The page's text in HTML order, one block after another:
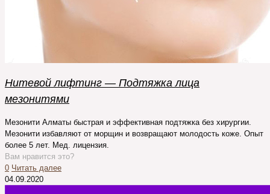
Нитевой лифтинг — Подтяжка лица
мезонитями
Мезонити Алматы быстрая и эффективная подтяжка без хирургии.
Мезонити избавляют от морщин и возвращают молодость коже. Опыт
более 5 лет. Мед. лицензия.
Вам нравится это?
0 Читать далее
04.09.2020